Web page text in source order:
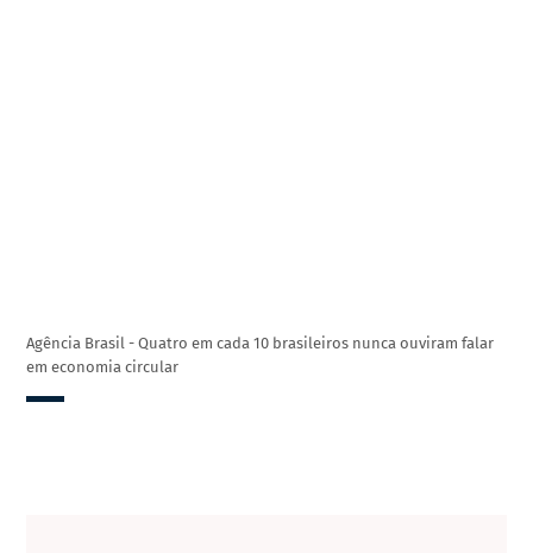
Agência Brasil - Quatro em cada 10 brasileiros nunca ouviram falar
em economia circular